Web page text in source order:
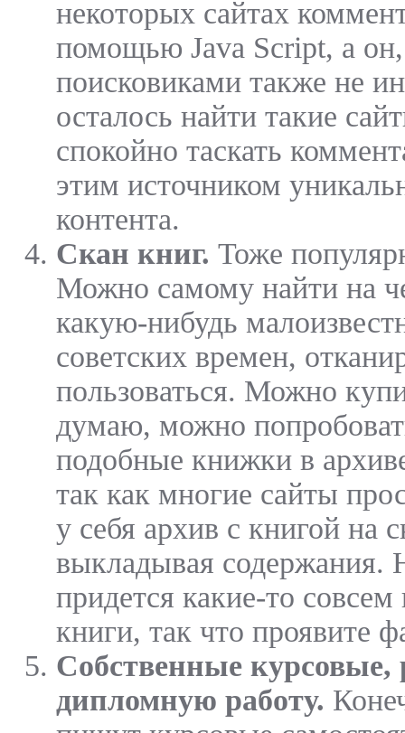
некоторых сайтах
помощью Java Script, а он,
поисковиками также не
осталось найти такие
спокойно таскать
этим источником
контента.
Скан книг. Тоже
Можно самому найти на
какую-нибудь
советских времен,
пользоваться. Можно
думаю, можно
подобные книжки в
так как многие сайты
у себя архив с книгой на
выкладывая содержания.
придется какие-то
книги, так что проявите
Собственные курсовые,
дипломную работу.